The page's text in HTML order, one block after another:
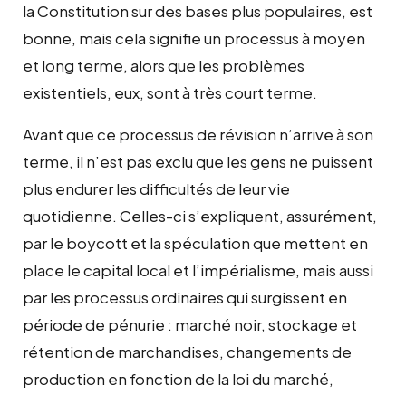
la Constitution sur des bases plus populaires, est
bonne, mais cela signifie un processus à moyen
et long terme, alors que les problèmes
existentiels, eux, sont à très court terme.
Avant que ce processus de révision n’arrive à son
terme, il n’est pas exclu que les gens ne puissent
plus endurer les difficultés de leur vie
quotidienne. Celles-ci s’expliquent, assurément,
par le boycott et la spéculation que mettent en
place le capital local et l’impérialisme, mais aussi
par les processus ordinaires qui surgissent en
période de pénurie : marché noir, stockage et
rétention de marchandises, changements de
production en fonction de la loi du marché,